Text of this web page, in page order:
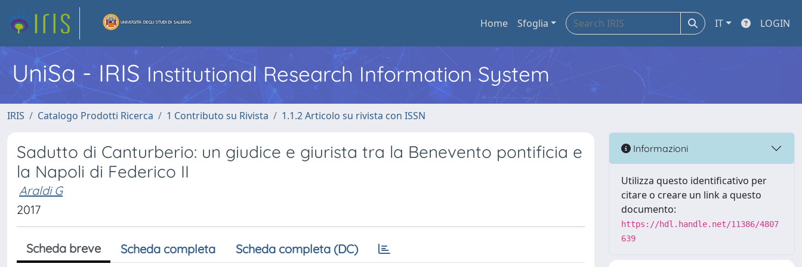
Home Sfoglia IT LOGIN
UniSa - IRIS Institutional Research Information System
IRIS Catalogo Prodotti Ricerca 1 Contributo su Rivista 1.1.2 Articolo su rivista con ISSN
Sadutto di Canturberio: un giudice e giurista tra la Benevento pontificia e
la Napoli di Federico II
Araldi G
2017
Scheda breve Scheda completa Scheda completa (DC)
Informazioni
Utilizza questo identificativo per
citare o creare un link a questo
documento:
https://hdl.handle.net/11386/4807
639